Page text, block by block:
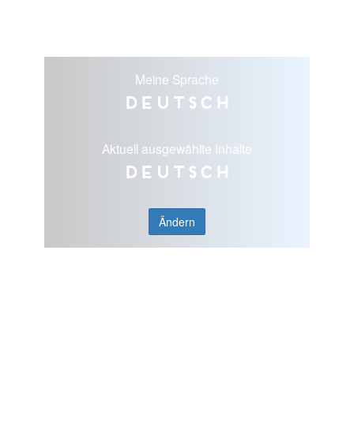
Meine Sprache
Deutsch
Aktuell ausgewählte Inhalte
Deutsch
Ändern